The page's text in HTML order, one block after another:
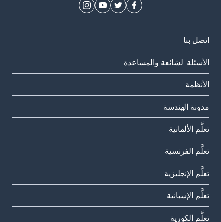
اتصل بنا
الأسئلة الشائعة والمساعدة
الأنظمة
مدونة الهندسة
تعلَّم الألمانية
تعلَّم الفرنسية
تعلَّم الإنجليزية
تعلَّم الإسبانية
تعلَّم الكورية